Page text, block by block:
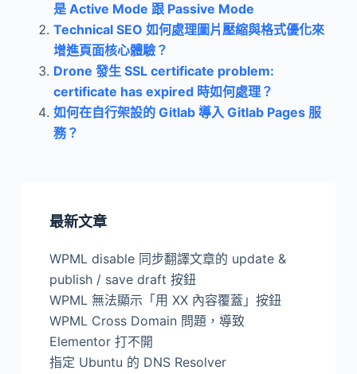
是 Active Mode 跟 Passive Mode
Technical SEO 如何處理圖片壓縮與格式優化來
增進頁面核心體驗？
Drone 發生 SSL certificate problem:
certificate has expired 時如何處理？
如何在自行架設的 Gitlab 導入 Gitlab Pages 服
務？
最新文章
WPML disable 同步翻譯文章的 update &
publish / save draft 按鈕
WPML 無法顯示「用 XX 內容覆蓋」按鈕
WPML Cross Domain 問題，導致
Elementor 打不開
指定 Ubuntu 的 DNS Resolver